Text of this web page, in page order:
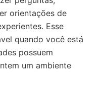
orientações de
Esse
quando você está
possuem
um ambiente